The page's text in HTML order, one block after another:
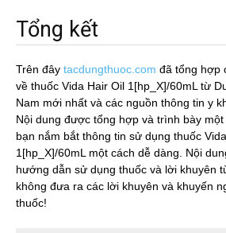
Tổng kết
Trên đây tacdungthuoc.com đã tổng hợp
về thuốc Vida Hair Oil 1[hp_X]/60mL từ
Nam mới nhất và các nguồn thông tin y
Nội dung được tổng hợp và trình bày
bạn nắm bắt thông tin sử dụng thuốc
1[hp_X]/60mL một cách dễ dàng. Nội
hướng dẫn sử dụng thuốc và lời khuyên
không đưa ra các lời khuyên và khuyến
thuốc!